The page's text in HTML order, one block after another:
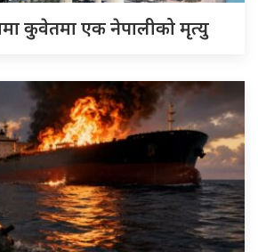
कुवेतमा एक नेपालीको मृत्यु